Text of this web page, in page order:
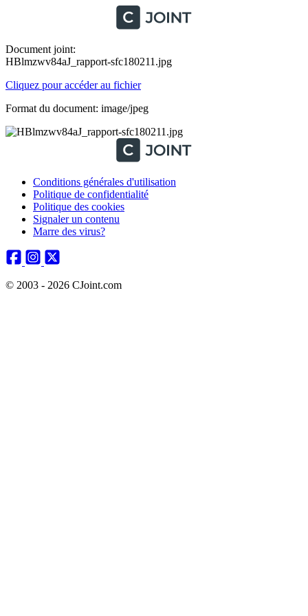
Document joint:
HBlmzwv84aJ_rapport-sfc180211.jpg
Cliquez pour accéder au fichier
Format du document: image/jpeg
Conditions générales d'utilisation
Politique de confidentialité
Politique des cookies
Signaler un contenu
Marre des virus?
© 2003 - 2026 CJoint.com